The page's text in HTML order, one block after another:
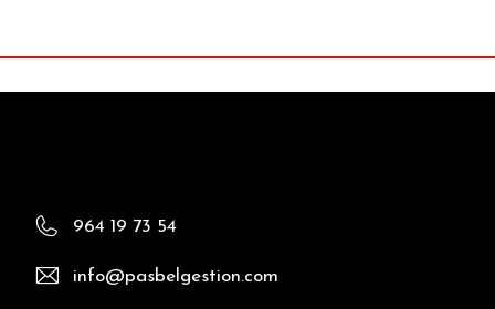
964 19 73 54
info@pasbelgestion.com